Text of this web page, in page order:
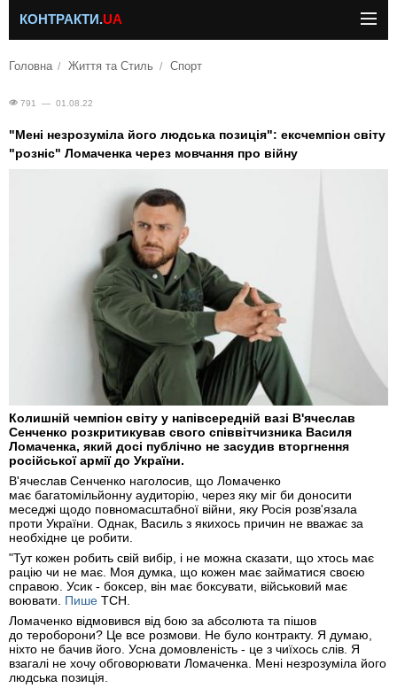
КОНТРАКТИ.UA
Головна Життя та Стиль Спорт
791 — 01.08.22
"Мені незрозуміла його людська позиція": ексчемпіон світу
"розніс" Ломаченка через мовчання про війну
Колишній чемпіон світу у напівсередній вазі В'ячеслав
Сенченко розкритикував свого співвітчизника Василя
Ломаченка, який досі публічно не засудив вторгнення
російської армії до України.
В'ячеслав Сенченко наголосив, що Ломаченко
має багатомільйонну аудиторію, через яку міг би доносити
меседжі щодо повномасштабної війни, яку Росія розв'язала
проти України. Однак, Василь з якихось причин не вважає за
необхідне це робити.
"Тут кожен робить свій вибір, і не можна сказати, що хтось має
рацію чи не має. Моя думка, що кожен має займатися своєю
справою. Усик - боксер, він має боксувати, військовий має
воювати. Пише ТСН.
Ломаченко відмовився від бою за абсолюта та пішов
до тероборони? Це все розмови. Не було контракту. Я думаю,
ніхто не бачив його. Усна домовленість - це з чиїхось слів. Я
взагалі не хочу обговорювати Ломаченка. Мені незрозуміла його
людська позиція.